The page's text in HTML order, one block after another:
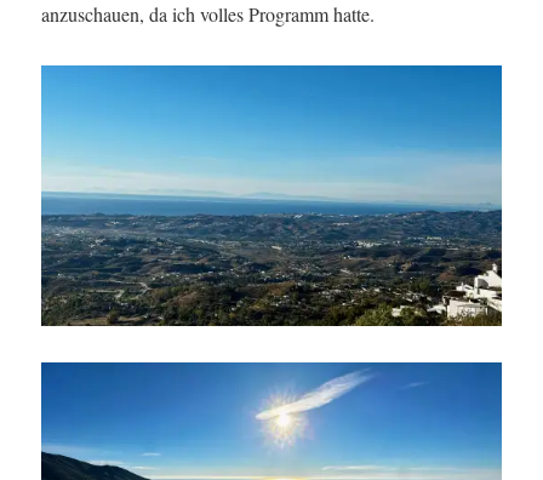
anzuschauen, da ich volles Programm hatte.